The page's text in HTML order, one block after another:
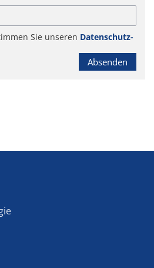
Sie unseren Datenschutz-
Absenden